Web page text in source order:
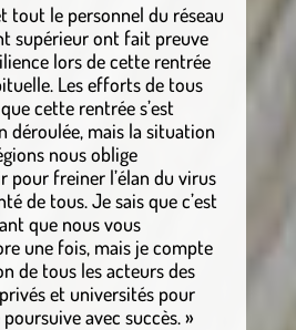
tout le personnel du réseau
supérieur ont fait preuve
lors de cette rentrée
Les efforts de tous
cette rentrée s’est
déroulée, mais la situation
nous oblige
pour freiner l’élan du virus
de tous. Je sais que c’est
que nous vous
une fois, mais je compte
de tous les acteurs des
et universités pour
avec succès. »